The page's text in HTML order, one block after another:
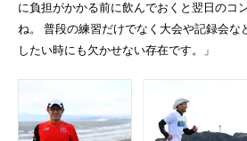
に負担がかかる前に飲んでおくと翌日のコ
ね。 普段の練習だけでなく大会や記録会な
したい時にも欠かせない存在です。」